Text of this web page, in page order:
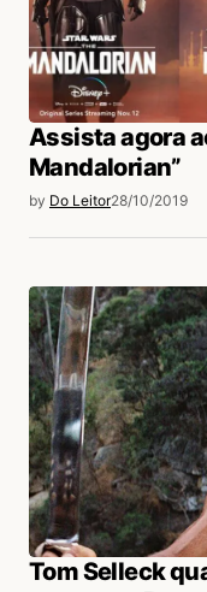
Assista agora
Mandalorian”
by Do Leitor28/10/2019
Tom Selleck